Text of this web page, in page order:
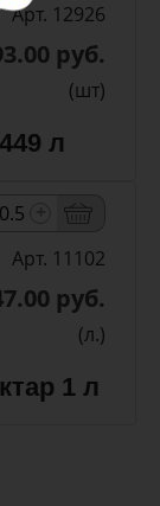
Арт. 12926
руб.
(шт)
л
Арт. 11102
руб.
(л.)
1 л